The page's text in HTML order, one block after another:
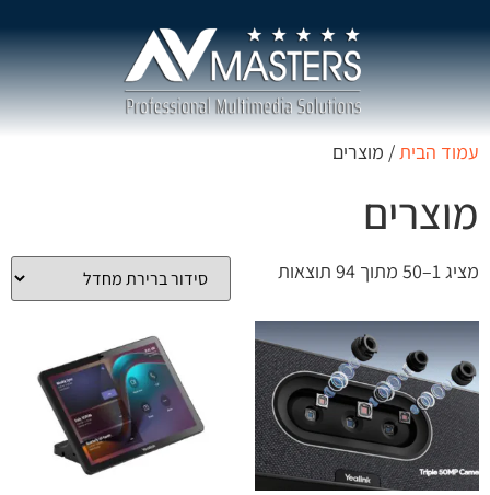
עמוד הבית/ מוצרים
מוצרים
מציג 1–50 מתוך 94 תוצאות